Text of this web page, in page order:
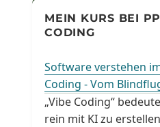
MEIN KURS BEI
CODING
Software verstehen
Coding - Vom
„Vibe Coding“
rein mit KI zu